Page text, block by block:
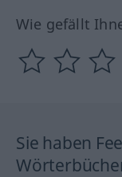
Wie gefällt
Sie haben